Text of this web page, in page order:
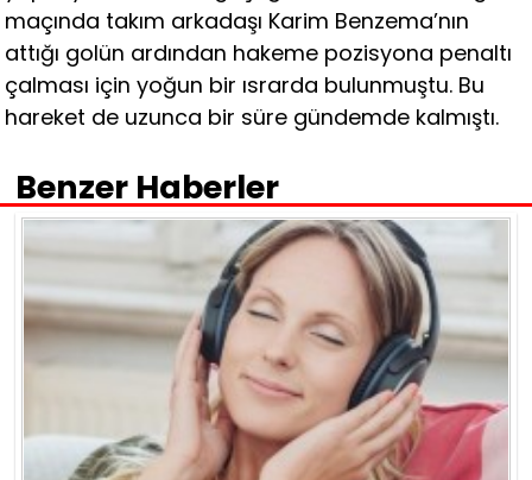
maçında takım arkadaşı Karim Benzema’nın
attığı golün ardından hakeme pozisyona penaltı
çalması için yoğun bir ısrarda bulunmuştu. Bu
hareket de uzunca bir süre gündemde kalmıştı.
Benzer Haberler